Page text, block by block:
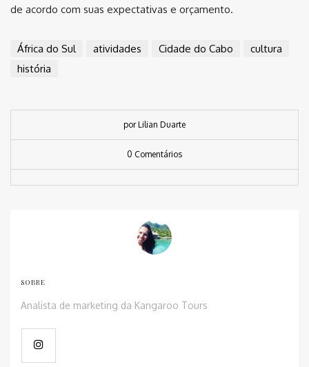
de acordo com suas expectativas e orçamento.
África do Sul atividades Cidade do Cabo
cultura
história
por Lilian Duarte
0 Comentários
SOBRE
Analista de marketing da Kangaroo Tours